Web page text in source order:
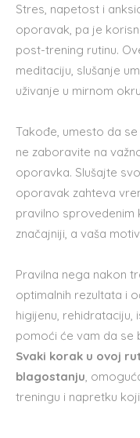
Stres, napetost i
oporavak, pa je
post-trening rutinu.
meditaciju, slušanje
uživanje u mirnom
Takođe, umesto da
ne zaboravite na
oporavka. Slušajte
oporavak zahteva
pravilno sprovedenim
značajniji, a vaša
Pravilna nega nakon
optimalnih rezultata i
higijenu, rehidrataciju,
pomoći će vam da se
Svaki korak u ovoj
blagostanju,
treningu i napretku